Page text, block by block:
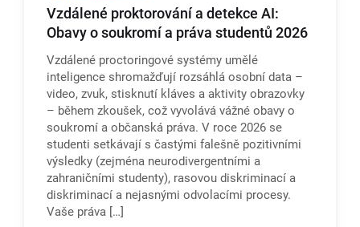
Vzdálené proktorování a detekce AI:
Obavy o soukromí a práva studentů 2026
Vzdálené proctoringové systémy umělé
inteligence shromažďují rozsáhlá osobní data –
video, zvuk, stisknutí kláves a aktivity obrazovky
– během zkoušek, což vyvolává vážné obavy o
soukromí a občanská práva. V roce 2026 se
studenti setkávají s častými falešně pozitivními
výsledky (zejména neurodivergentními a
zahraničními studenty), rasovou diskriminací a
diskriminací a nejasnými odvolacími procesy.
Vaše práva […]